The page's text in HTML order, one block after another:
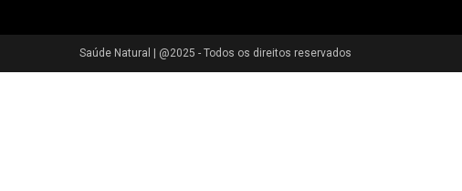
Saúde Natural | @2025 - Todos os direitos reservados